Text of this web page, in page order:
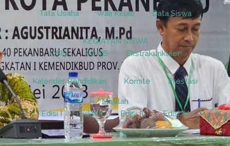
Tata Usaha Wali Kelas Data Siswa
KEGIATAN SISWA
OSIS
ROHIS Ekstrakurikuler
Kalender Pendidikan Komite Prestasi
Majalah
Edisi I
Edisi II Edisi III Edisi IV
Edisi V